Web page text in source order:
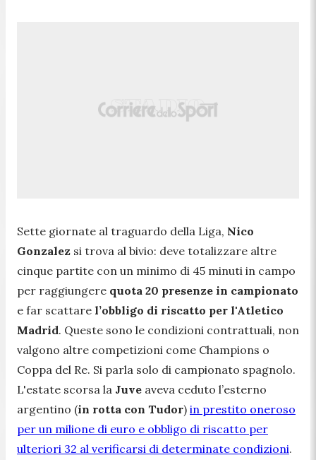
Sette giornate al traguardo della Liga, Nico
Gonzalez si trova al bivio: deve totalizzare altre
cinque partite con un minimo di 45 minuti in campo
per raggiungere quota 20 presenze in campionato
e far scattare l’obbligo di riscatto per l'Atletico
Madrid. Queste sono le condizioni contrattuali, non
valgono altre competizioni come Champions o
Coppa del Re. Si parla solo di campionato spagnolo.
L'estate scorsa la Juve aveva ceduto l’esterno
argentino (in rotta con Tudor) in prestito oneroso
per un milione di euro e obbligo di riscatto per
ulteriori 32 al verificarsi di determinate condizioni.